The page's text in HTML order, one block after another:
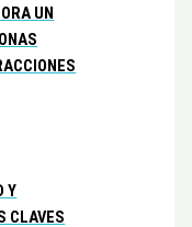
UN
Y
CLAVES